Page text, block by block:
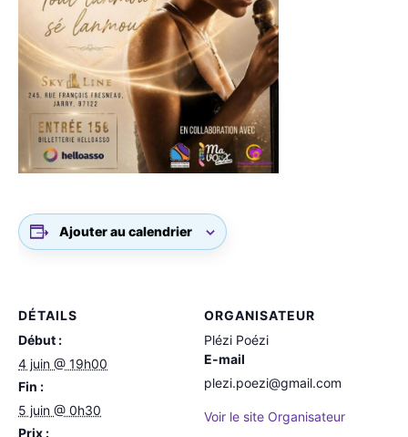
Ajouter au calendrier
DÉTAILS
Début :
4 juin @ 19h00
Fin :
5 juin @ 0h30
Prix :
ORGANISATEUR
Plézi Poézi
E-mail
plezi.poezi@gmail.com
Voir le site Organisateur